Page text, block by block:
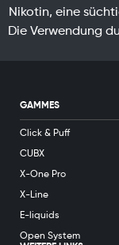
Nikotin, eine
Die Verwendung
GAMMES
Click & Puff
CUBX
X-One Pro
X-Line
E-liquids
Open System